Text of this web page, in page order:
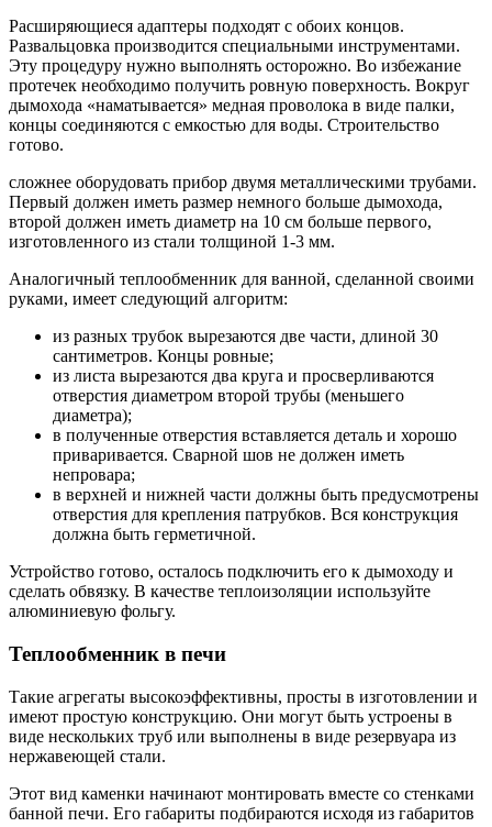
Расширяющиеся адаптеры подходят с обоих концов.
Развальцовка производится специальными инструментами.
Эту процедуру нужно выполнять осторожно. Во избежание
протечек необходимо получить ровную поверхность. Вокруг
дымохода «наматывается» медная проволока в виде палки,
концы соединяются с емкостью для воды. Строительство
готово.
сложнее оборудовать прибор двумя металлическими трубами.
Первый должен иметь размер немного больше дымохода,
второй должен иметь диаметр на 10 см больше первого,
изготовленного из стали толщиной 1-3 мм.
Аналогичный теплообменник для ванной, сделанной своими
руками, имеет следующий алгоритм:
из разных трубок вырезаются две части, длиной 30
сантиметров. Концы ровные;
из листа вырезаются два круга и просверливаются
отверстия диаметром второй трубы (меньшего
диаметра);
в полученные отверстия вставляется деталь и хорошо
приваривается. Сварной шов не должен иметь
непровара;
в верхней и нижней части должны быть предусмотрены
отверстия для крепления патрубков. Вся конструкция
должна быть герметичной.
Устройство готово, осталось подключить его к дымоходу и
сделать обвязку. В качестве теплоизоляции используйте
алюминиевую фольгу.
Теплообменник в печи
Такие агрегаты высокоэффективны, просты в изготовлении и
имеют простую конструкцию. Они могут быть устроены в
виде нескольких труб или выполнены в виде резервуара из
нержавеющей стали.
Этот вид каменки начинают монтировать вместе со стенками
банной печи. Его габариты подбираются исходя из габаритов